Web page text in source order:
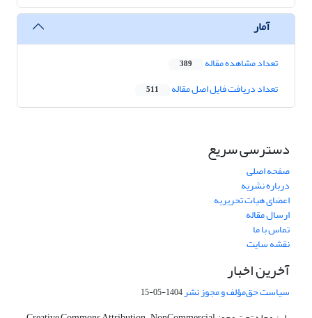
آمار
تعداد مشاهده مقاله 389
تعداد دریافت فایل اصل مقاله 511
دسترسی سریع
صفحه اصلی
درباره نشریه
اعضای هیات تحریریه
ارسال مقاله
تماس با ما
نقشه سایت
آخرین اخبار
سیاست حق‌مؤلف و مجوز نشر1404-05-15